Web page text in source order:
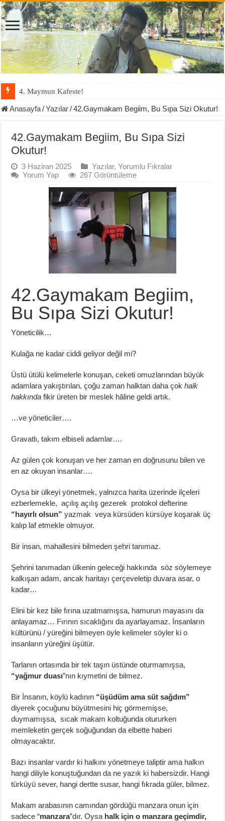
4. Maymun Kafeste!
Anasayfa/Yazılar/42.Gaymakam Begiim, Bu Sıpa Sizi Okutur!
42.Gaymakam Begiim, Bu Sıpa Sizi
Okutur!
3 Haziran 2025 Yazılar,Yorumlu Fıkralar
Yorum Yap
267 Görüntüleme
42.Gaymakam Begiim,
Bu Sıpa Sizi Okutur!
Yöneticilik…
Kulağa ne kadar ciddi geliyor değil mi?
Üstü ütülü kelimelerle konuşan, ceketi omuzlarından büyük
adamlara yakıştırılan, çoğu zaman halktan daha çokhalk
hakkında fikir üreten bir meslek hâline geldi artık.
…ve yöneticiler….
Gravatlı, takım elbiseli adamlar….
Az gülen çok konuşan ve her zaman en doğrusunu bilen ve
en az okuyan insanlar….
Oysa bir ülkeyi yönetmek, yalnızca harita üzerinde ilçeleri
ezberlemekle, açılış açılış gezerek protokol defterine
“hayırlı olsun” yazmak veya kürsüden kürsüye koşarak üç
kalıp laf etmekle olmuyor.
Bir insan, mahallesini bilmeden şehri tanımaz.
Şehrini tanımadan ülkenin geleceği hakkında söz söylemeye
kalkışan adam, ancak haritayı çerçeveletip duvara asar, o
kadar…
Elini bir kez bile fırına uzatmamışsa, hamurun mayasını da
anlayamaz… Fırının sıcaklığını da ayarlayamaz. İnsanların
kültürünü / yüreğini bilmeyen öyle kelimeler söyler ki o
insanların yüreğini üşütür.
Tarlanın ortasında bir tek taşın üstünde oturmamışsa,
“yağmur duası”nın kıymetini de bilmez.
Bir İnsanın, köylü kadının “üşüdüm ama süt sağdım”
diyerek çocuğunu büyütmesini hiç görmemişse,
duymamışsa, sıcak makam koltuğunda otururken
memleketin gerçek soğuğundan da elbette haberi
olmayacaktır.
Bazı insanlar vardır ki halkını yönetmeye taliptir ama halkın
hangi diliyle konuştuğundan da ne yazık ki habersizdir. Hangi
türküyü sever, hangi dertte susar, hangi fıkrada güler, bilmez.
Makam arabasının camından gördüğü manzara onun için
sadece “manzara”dır. Oysa halk için o manzara geçimdir,